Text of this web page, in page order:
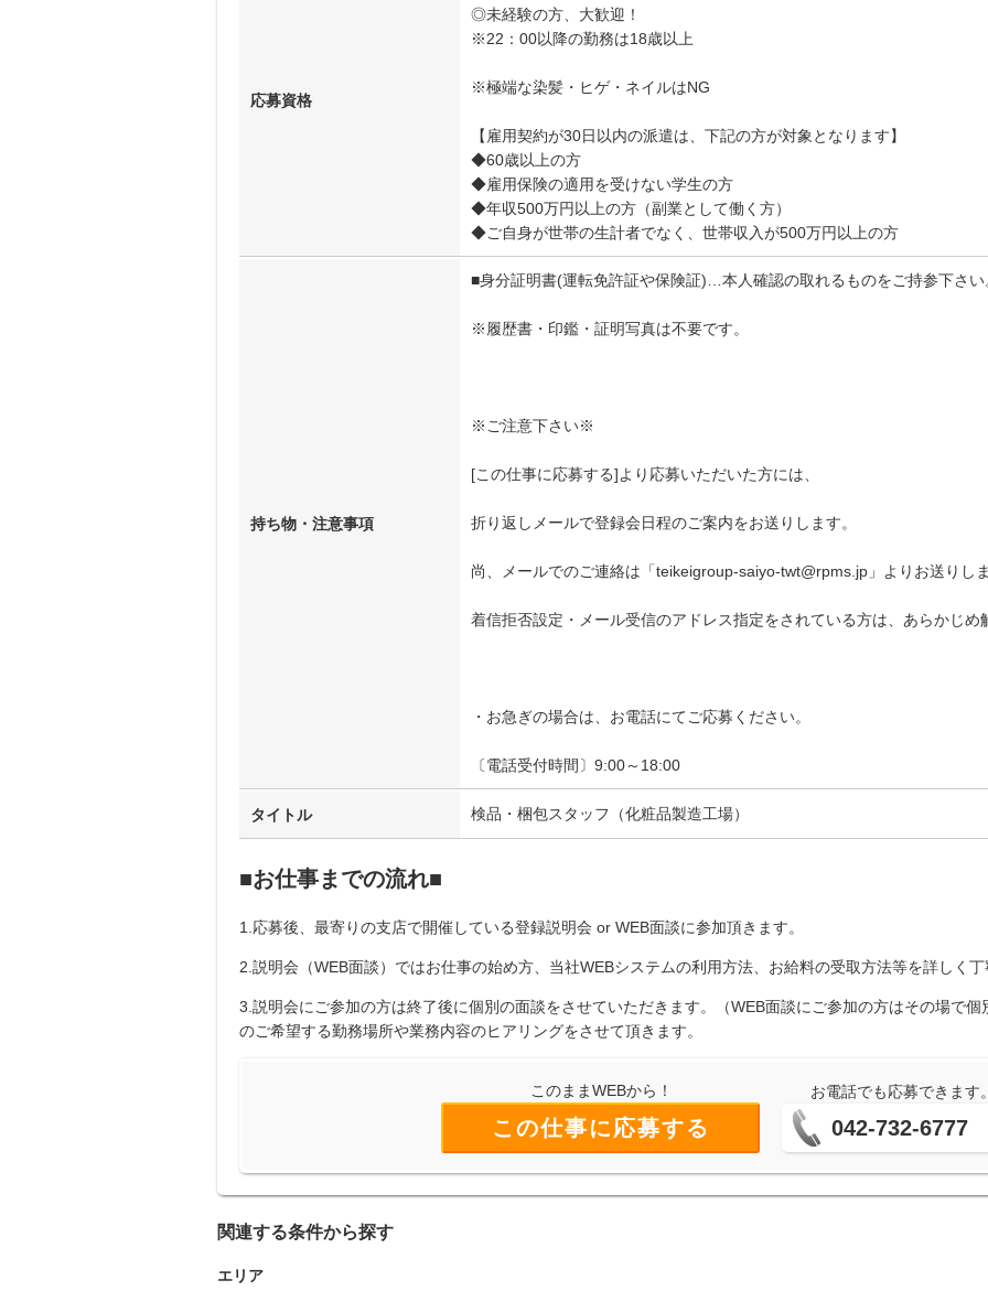
応募資格
◎未経験の方、大歓迎！
※22：00以降の勤務は18歳以上
※極端な染髪・ヒゲ・ネイルはNG
【雇用契約が30日以内の派遣は、下記の方が対象となります】
◆60歳以上の方
◆雇用保険の適用を受けない学生の方
◆年収500万円以上の方（副業として働く方）
◆ご自身が世帯の生計者でなく、世帯収入が500万円以上の方
持ち物・注意事項
■身分証明書(運転免許証や保険証)…本人確認の取れるものをご持参下さい
※履歴書・印鑑・証明写真は不要です。
※ご注意下さい※
[この仕事に応募する]より応募いただいた方には、
折り返しメールで登録会日程のご案内をお送りします。
尚、メールでのご連絡は「teikeigroup-saiyo-twt@rpms.jp」よりお送りし
着信拒否設定・メール受信のアドレス指定をされている方は、あらかじめ
・お急ぎの場合は、お電話にてご応募ください。
〔電話受付時間〕9:00～18:00
タイトル 検品・梱包スタッフ（化粧品製造工場）
■お仕事までの流れ■
1.応募後、最寄りの支店で開催している登録説明会 or WEB面談に参加頂きます。
2.説明会（WEB面談）ではお仕事の始め方、当社WEBシステムの利用方法、お給料の受取方法等を詳しく
3.説明会にご参加の方は終了後に個別の面談をさせていただきます。（WEB面談にご参加の方はその場で
のご希望する勤務場所や業務内容のヒアリングをさせて頂きます。
このままWEBから！
この仕事に応募する
お電話でも応募できます
042-732-6777
関連する条件から探す
エリア